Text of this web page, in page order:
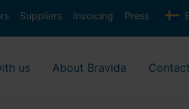
Suppliers Invoicing Press
us About Bravida